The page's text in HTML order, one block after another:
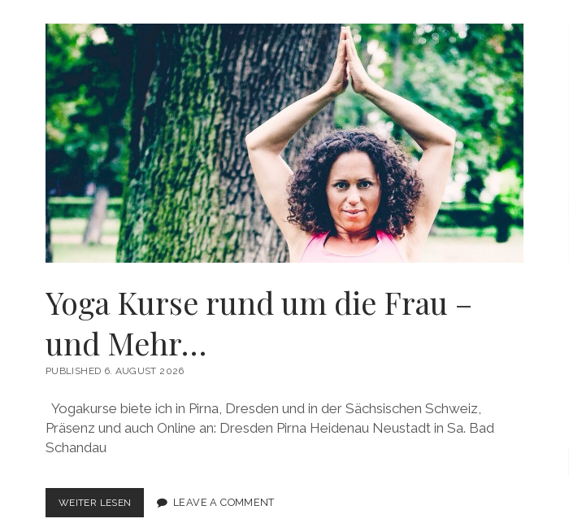
DER
KRANKENKASSE
BEZAHLT!
Yoga Kurse rund um die Frau –
und Mehr…
PUBLISHED 6. AUGUST 2026
Yogakurse biete ich in Pirna, Dresden und in der Sächsischen Schweiz,
Präsenz und auch Online an: Dresden Pirna Heidenau Neustadt in Sa. Bad
Schandau
WEITER LESEN
KURSE
LEAVE A COMMENT